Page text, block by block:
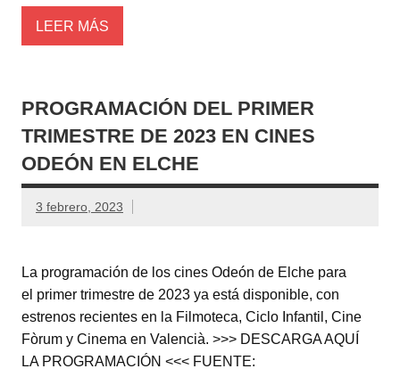
LEER MÁS
PROGRAMACIÓN DEL PRIMER
TRIMESTRE DE 2023 EN CINES
ODEÓN EN ELCHE
3 febrero, 2023
La programación de los cines Odeón de Elche para
el primer trimestre de 2023 ya está disponible, con
estrenos recientes en la Filmoteca, Ciclo Infantil, Cine
Fòrum y Cinema en Valencià. >>> DESCARGA AQUÍ
LA PROGRAMACIÓN <<< FUENTE: